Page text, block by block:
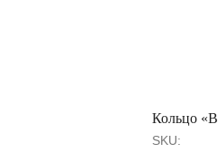
Кольцо
SKU: